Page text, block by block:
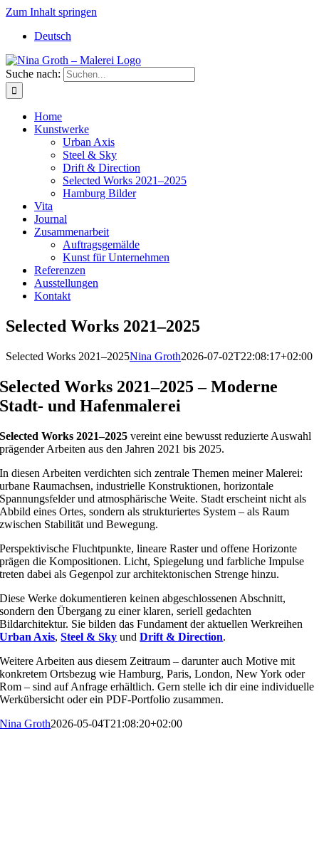
Zum Inhalt springen
Deutsch
Suche nach:
Home
Kunstwerke
Urban Axis
Steel & Sky
Drift & Direction
Selected Works 2021–2025
Hamburg Bilder
Vita
Journal
Zusammenarbeit
Auftragsgemälde
Kunst für Unternehmen
Referenzen
Ausstellungen
Kontakt
Selected Works 2021–2025
Selected Works 2021–2025Nina Groth2026-07-02T22:08:17+02:00
Selected Works 2021–2025 – Moderne
Stadt- und Hafenmalerei
Selected Works 2021–2025 vereint eine bewusst reduzierte Auswahl
prägender Arbeiten aus den Jahren 2021 bis 2025.
In diesen Arbeiten verdichten sich zentrale Themen meiner Malerei:
urbane Raumachsen, industrielle Konstruktionen, horizontale
Spannungsfelder und atmosphärische Weite. Stadt erscheint nicht als
Abbild eines Ortes, sondern als strukturiertes System – als Raum
zwischen Stabilität und Bewegung.
Perspektivische Fluchtpunkte, lineare Raster und offene Horizonte
prägen die Kompositionen. Licht, Spiegelung und farbliche Impulse
treten dabei als Gegenpol zur architektonischen Strenge hinzu.
Diese Werke dokumentieren keinen abgeschlossenen Abschnitt,
sondern den Übergang zu einer klaren, seriell gedachten
Bildarchitektur. Sie bilden das Fundament der aktuellen Werkreihen
Urban Axis,Steel & Sky undDrift & Direction.
Weitere Arbeiten aus diesem Zeitraum – darunter auch Motive mit
konkretem Ortsbezug wie Hamburg, Paris, London, New York oder
Rom – sind auf Anfrage erhältlich. Gern stelle ich dir eine individuelle
Werkübersicht oder ein PDF-Portfolio zusammen.
Nina Groth2026-05-04T21:08:20+02:00